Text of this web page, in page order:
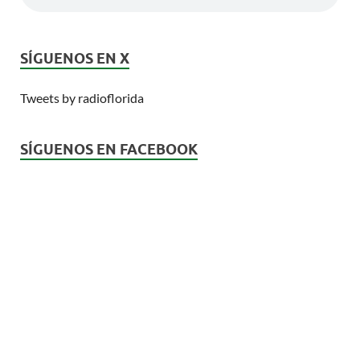
SÍGUENOS EN X
Tweets by radioflorida
SÍGUENOS EN FACEBOOK